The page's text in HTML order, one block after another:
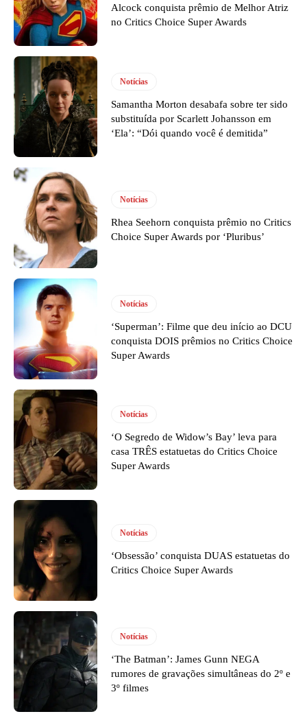
Alcock conquista prêmio de Melhor Atriz
no Critics Choice Super Awards
Notícias
Samantha Morton desabafa sobre ter sido
substituída por Scarlett Johansson em
‘Ela’: “Dói quando você é demitida”
Notícias
Rhea Seehorn conquista prêmio no Critics
Choice Super Awards por ‘Pluribus’
Notícias
‘Superman’: Filme que deu início ao DCU
conquista DOIS prêmios no Critics Choice
Super Awards
Notícias
‘O Segredo de Widow’s Bay’ leva para
casa TRÊS estatuetas do Critics Choice
Super Awards
Notícias
‘Obsessão’ conquista DUAS estatuetas do
Critics Choice Super Awards
Notícias
‘The Batman’: James Gunn NEGA
rumores de gravações simultâneas do 2º e
3º filmes